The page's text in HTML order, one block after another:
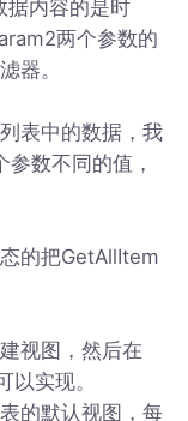
内容的是时
两个参数的
器。
表中的数据，我
数不同的值，
的把GetAllItem
视图，然后在
以实现。
的默认视图，每